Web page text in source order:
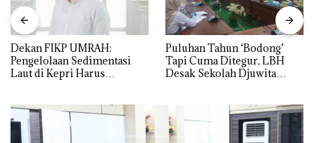
Dekan FIKP UMRAH:
Pengelolaan Sedimentasi
Laut di Kepri Harus
dengan Konservasi
Puluhan Tahun ‘Bodong’
Tapi Cuma Ditegur, LBH
Desak Sekolah Djuwita